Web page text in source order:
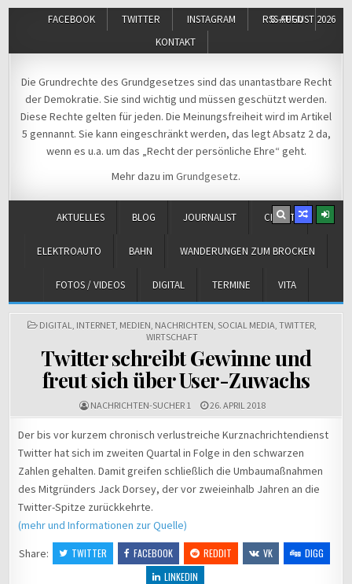
FACEBOOK TWITTER INSTAGRAM
RSS-FEED
KONTAKT
8. AUGUST 2026
Michael Voß
Die Grundrechte des Grundgesetzes sind das unantastbare Recht
der Demokratie. Sie sind wichtig und müssen geschützt werden.
Diese Rechte gelten für jeden. Die Meinungsfreiheit wird im Artikel
5 gennannt. Sie kann eingeschränkt werden, das legt Absatz 2 da,
wenn es u.a. um das „Recht der persönliche Ehre“ geht.
Mehr dazu im Grundgesetz.
AKTUELLES BLOG JOURNALIST CHRIST
ELEKTROAUTO BAHN WANDERUNGEN ZUM BROCKEN
FOTOS / VIDEOS DIGITAL TERMINE VITA
POSTED
DIGITAL INTERNET, MEDIEN NACHRICHTEN SOCIAL MEDIA TWITTER
WIRTSCHAFT
Twitter schreibt Gewinne und
freut sich über User-Zuwachs
NACHRICHTEN-SUCHER 1 26. APRIL 2018
Der bis vor kurzem chronisch verlustreiche Kurznachrichtendienst
Twitter hat sich im zweiten Quartal in Folge in den schwarzen
Zahlen gehalten. Damit greifen schließlich die Umbaumaßnahmen
des Mitgründers Jack Dorsey, der vor zweieinhalb Jahren an die
Twitter-Spitze zurückkehrte.
(mehr und Informationen zur Quelle)
Share:
TWITTER FACEBOOK REDDIT VK
DIGG
LINKEDIN